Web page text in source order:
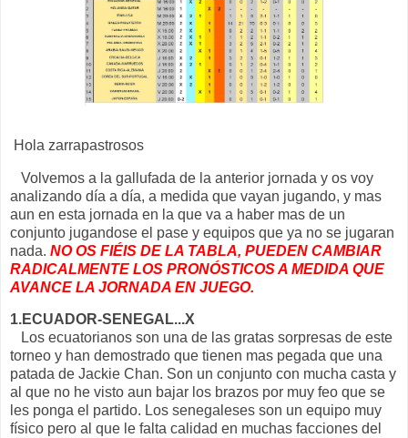
Hola zarrapastrosos
Volvemos a la gallufada de la anterior jornada y os voy
analizando día a día, a medida que vayan jugando, y mas
aun en esta jornada en la que va a haber mas de un
conjunto jugandose el pase y equipos que ya no se jugaran
nada. NO OS FIÉIS DE LA TABLA, PUEDEN CAMBIAR
RADICALMENTE LOS PRONÓSTICOS A MEDIDA QUE
AVANCE LA JORNADA EN JUEGO.
1.ECUADOR-SENEGAL...X
Los ecuatorianos son una de las gratas sorpresas de este
torneo y han demostrado que tienen mas pegada que una
patada de Jackie Chan. Son un conjunto con mucha casta y
al que no he visto aun bajar los brazos por muy feo que se
les ponga el partido. Los senegaleses son un equipo muy
físico pero al que le falta calidad en muchas facciones del